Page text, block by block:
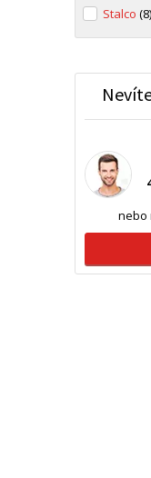
Stalco (8)
nebo